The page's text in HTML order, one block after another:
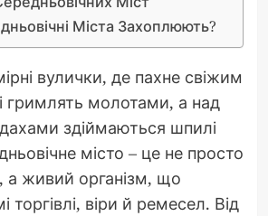
Міста Захоплюють?
вулички, де пахне свіжим
гримлять молотами, а над
здіймаються шпилі
місто – це не просто
а живий організм, що
торгівлі, віри й ремесел. Від